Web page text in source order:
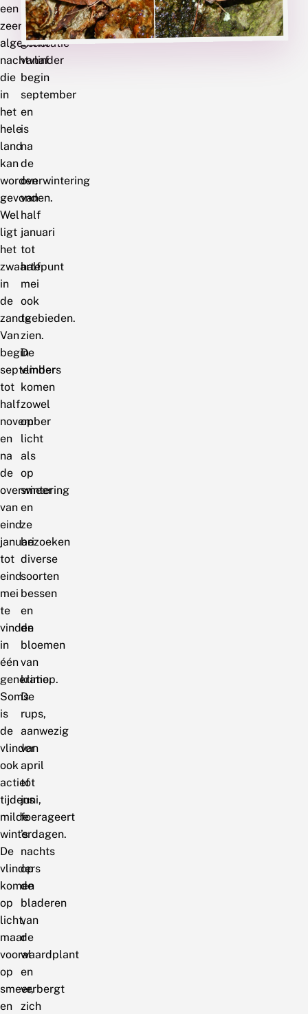
een
zeer
algemene
nachtvlinder
die
in
het
hele
land
kan
worden
gevonden.
Wel
ligt
het
zwaartepunt
in
de
zandgebieden.
Van
begin
september
tot
half
november
en
na
de
overwintering
van
eind
januari
tot
eind
mei
te
vinden
in
één
generatie.
Soms
is
de
vlinder
ook
actief
tijdens
milde
winterdagen.
De
vlinders
komen
op
licht,
maar
vooral
op
smeer,
en
in
één
generatie
vanaf
begin
september
en
is
na
de
overwintering
van
half
januari
tot
half
mei
ook
te
zien.
De
vlinders
komen
zowel
op
licht
als
op
smeer
en
ze
bezoeken
diverse
soorten
bessen
en
de
bloemen
van
klimop.
De
rups,
aanwezig
van
april
tot
juni,
foerageert
’s
nachts
op
de
bladeren
van
de
waardplant
en
verbergt
zich